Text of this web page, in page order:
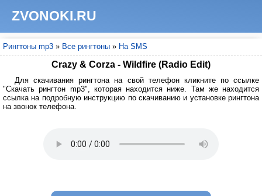
ZVONOKI.RU
Рингтоны mp3 » Все рингтоны » На SMS
Crazy & Corza - Wildfire (Radio Edit)
Для скачивания рингтона на свой телефон кликните по ссылке
"Скачать рингтон mp3", которая находится ниже. Там же находится
ссылка на подробную инструкцию по скачиванию и установке рингтона
на звонок телефона.